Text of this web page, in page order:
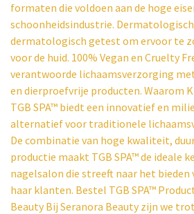
formaten die voldoen aan de hoge
schoonheidsindustrie.
dermatologisch getest om ervoor te
voor de huid. 100% Vegan en Cruelty
verantwoorde lichaamsverzorging
en dierproefvrije producten. Waarom
TGB SPA™ biedt een innovatief en
alternatief voor traditionele
De combinatie van hoge kwaliteit,
productie maakt TGB SPA™ de ideale
nagelsalon die streeft naar het bieden
haar klanten. Bestel TGB SPA™
Beauty Bij Seranora Beauty zijn we